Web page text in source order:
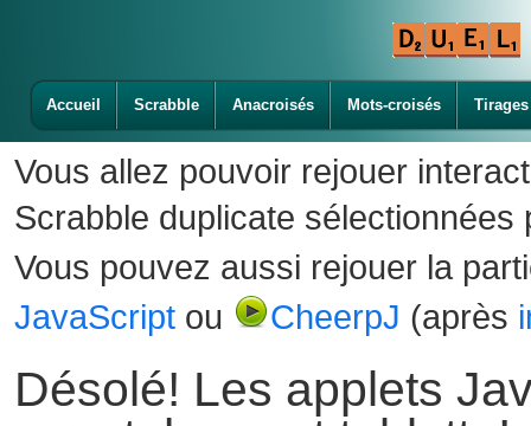
Accueil Scrabble Anacroisés Mots-croisés Tirages
Vous allez pouvoir rejouer
Scrabble duplicate sélectionnées
Vous pouvez aussi rejouer la
JavaScript ou CheerpJ (après
Désolé! Les applets